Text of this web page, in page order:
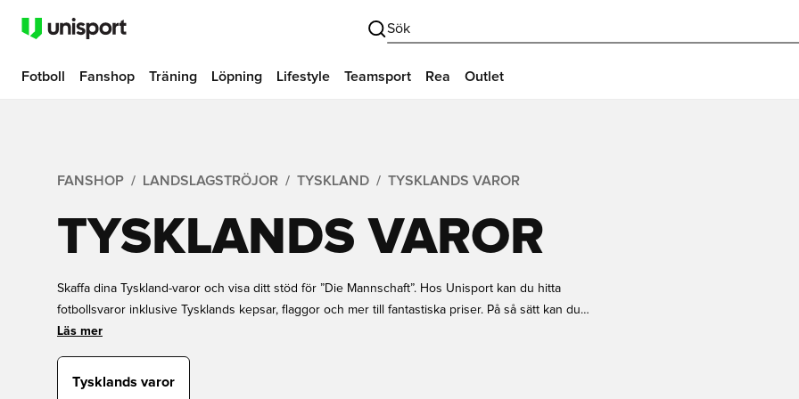
Sök
Fotboll Fanshop Träning Löpning Lifestyle Teamsport Rea Outlet
FANSHOP LANDSLAGSTRÖJOR TYSKLAND TYSKLANDS VAROR
TYSKLANDS VAROR
Skaffa dina Tyskland-varor och visa ditt stöd för ”Die Mannschaft”. Hos Unisport kan du hitta
fotbollsvaror inklusive Tysklands kepsar, flaggor och mer till fantastiska priser. På så sätt kan du
stolt bära dina favoritfärger för att visa vem du stöder. Beställ dina Tyskland-varor online idag och
Läs mer
Tysklands varor